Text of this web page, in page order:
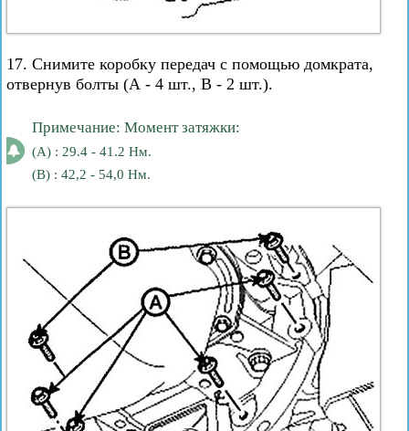
17. Снимите коробку передач с помощью домкрата,
отвернув болты (А - 4 шт., В - 2 шт.).
Примечание: Момент затяжки:
(A) : 29.4 - 41.2 Нм.
(B) : 42,2 - 54,0 Нм.